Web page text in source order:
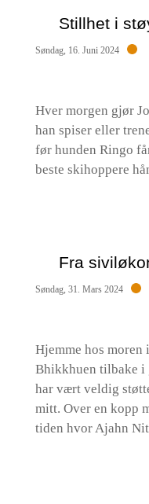
Stillhet i
Søndag, 16. Juni 2024
Hver morgen gjør
han spiser eller
før hunden Ringo
beste skihoppere
Fra
Søndag, 31. Mars 2024
Hjemme hos moren
Bhikkhuen tilbake i
har vært veldig
mitt. Over en kopp
tiden hvor Ajahn